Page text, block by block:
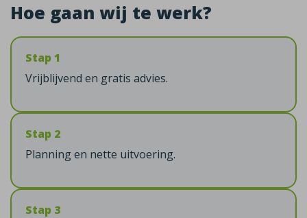
Hoe gaan wij te werk?
Stap 1
Vrijblijvend en gratis advies.
Stap 2
Planning en nette uitvoering.
Stap 3